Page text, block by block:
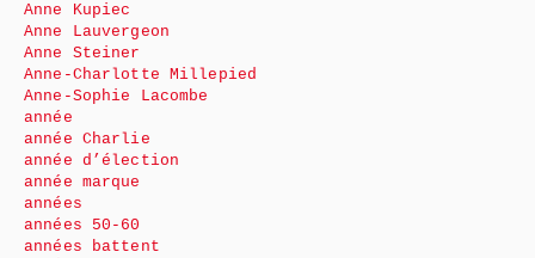
Anne Kupiec
Anne Lauvergeon
Anne Steiner
Anne-Charlotte Millepied
Anne-Sophie Lacombe
année
année Charlie
année d’élection
année marque
années
années 50-60
années battent